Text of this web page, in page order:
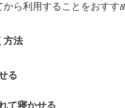
から利用することをおすす
方法
る
て寝かせる